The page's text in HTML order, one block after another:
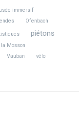
immersif
Ofenbach
piétons
la Mosson
Vauban vélo